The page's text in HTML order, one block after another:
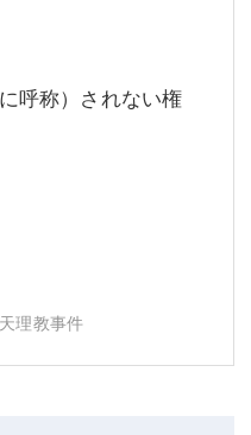
呼称）されない権
理教事件